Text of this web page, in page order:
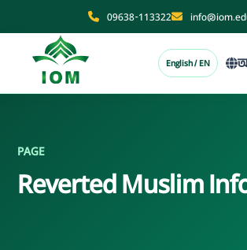
09638-113322
English / EN
PAGE
Reverted Muslim